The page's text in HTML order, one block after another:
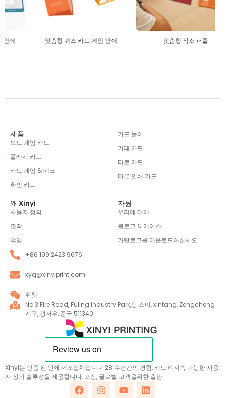
맞춤형 퀴즈 카드 게임 인쇄 맞춤형 직소 퍼즐
Xinyi는 인증 된 인쇄 제조업체입니다 28 수년간의 경험, 카드에 지속 가능한 사용
자 정의 솔루션을 제공합니다, 포장, 글로벌 고객을위한 출판.
제품
보드 게임 카드
플래시 카드
카드 게임 & 데크
확인 카드
카드 놀이
거래 카드
타로 카드
다른 인쇄 카드
왜 Xinyi
사용자 정의
조작
책임
자원
우리에 대해
블로그 & 케이스
카탈로그를 다운로드하십시오
+86 199 2423 9676
xyq@xinyiprint.com
위챗
No.3 Fire Road, Fuling Industry Park,탕 스미, xintang, Zengcheng
지구, 광저우, 중국 511340